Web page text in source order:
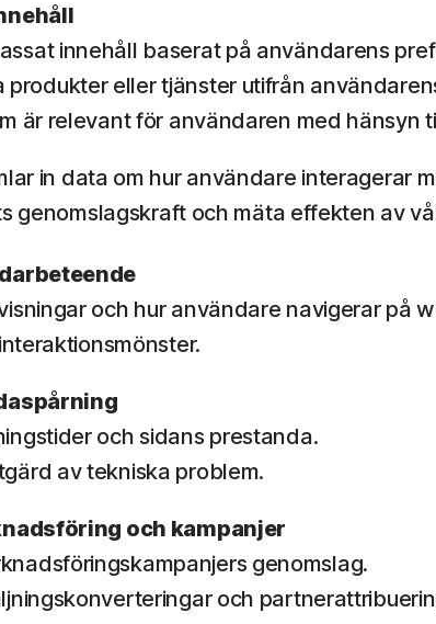
innehåll baserat på användarens
produkter eller tjänster utifrån
är relevant för användaren med hänsyn
in data om hur användare interagerar
genomslagskraft och mäta effekten av
och hur användare navigerar på
och sidans prestanda.
av tekniska problem.
och kampanjer
genomslag.
och